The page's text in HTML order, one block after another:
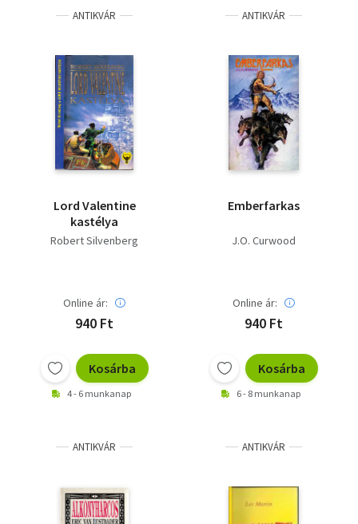
ANTIKVÁR
Lord Valentine
kastélya
Robert Silvenberg
Online ár:
940 Ft
Kosárba
4 - 6 munkanap
ANTIKVÁR
Emberfarkas
J.O. Curwood
Online ár:
940 Ft
Kosárba
6 - 8 munkanap
ANTIKVÁR ANTIKVÁR